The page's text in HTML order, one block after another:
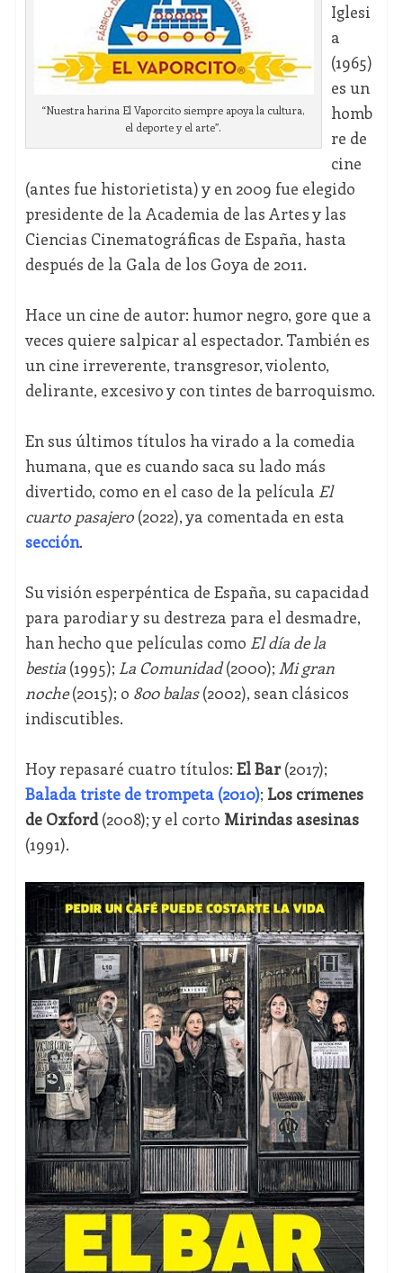
“Nuestra harina El Vaporcito siempre apoya la cultura,
el deporte y el arte”.
Iglesi
a
(1965)
es un
homb
re de
cine
(antes fue historietista) y en 2009 fue elegido
presidente de la Academia de las Artes y las
Ciencias Cinematográficas de España, hasta
después de la Gala de los Goya de 2011.
Hace un cine de autor: humor negro, gore que a
veces quiere salpicar al espectador. También es
un cine irreverente, transgresor, violento,
delirante, excesivo y con tintes de barroquismo.
En sus últimos títulos ha virado a la comedia
humana, que es cuando saca su lado más
divertido, como en el caso de la película El
cuarto pasajero (2022), ya comentada en esta
sección.
Su visión esperpéntica de España, su capacidad
para parodiar y su destreza para el desmadre,
han hecho que películas como El día de la
bestia(1995); La Comunidad(2000); Mi gran
noche(2015); o 800 balas(2002), sean clásicos
indiscutibles.
Hoy repasaré cuatro títulos: El Bar(2017);
Balada triste de trompeta(2010); Los crímenes
de Oxford(2008); y el corto Mirindas asesinas
(1991).